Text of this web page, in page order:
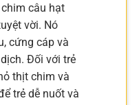
câu hạt
vời. Nó
cứng cáp và
Đối với trẻ
thịt chim và
trẻ dễ nuốt và